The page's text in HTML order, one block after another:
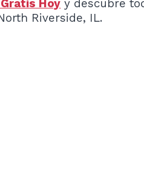
Hoy y descubre
Riverside, IL.